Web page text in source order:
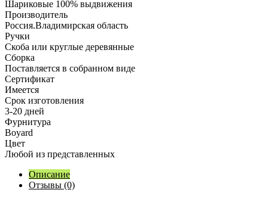
Шариковые 100% выдвижения
Производитель
Россия.Владимирская область
Ручки
Скоба или круглые деревянные
Сборка
Поставляется в собранном виде
Сертификат
Имеется
Срок изготовления
3-20 дней
Фурнитура
Boyard
Цвет
Любой из представленных
Описание
Отзывы (0)